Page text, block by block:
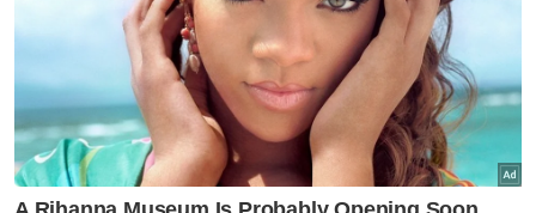
sekitar jam 2.30 petang untuk mengadakan
mesyuarat mengenai isu tersebut dan hanya
selesai selepas tiga jam.
Perkembangan mengejutkan berkenaan
menimbulkan pelbagai persoalan sama ada
pengisytiharan tersebut sah atau tidak,